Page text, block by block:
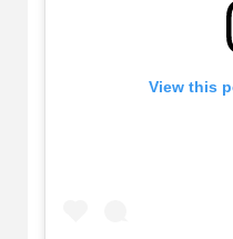
View this